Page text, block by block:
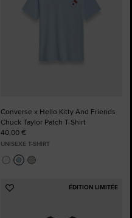
Converse x Hello Kitty And Friends
Chuck Taylor Patch T-Shirt
40,00 €
UNISEXE T-SHIRT
ÉDITION LIMITÉE
Ajouter